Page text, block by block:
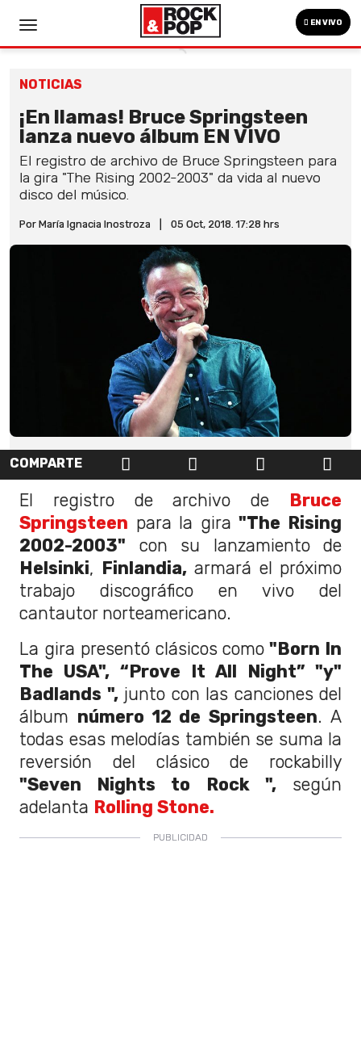
EN VIVO
NOTICIAS
¡En llamas! Bruce Springsteen
lanza nuevo álbum EN VIVO
El registro de archivo de Bruce Springsteen para
la gira "The Rising 2002-2003" da vida al nuevo
disco del músico.
Por María Ignacia Inostroza 05 Oct, 2018. 17:28 hrs
COMPARTE
El registro de archivo de Bruce
Springsteen para la gira"The Rising
2002-2003" con su lanzamiento de
Helsinki, Finlandia,armará el próximo
trabajo discográfico en vivo del
cantautor norteamericano.
La gira presentó clásicos como "Born In
The USA", “Prove It All Night” "y"
Badlands ",junto con las canciones del
álbum número 12 de Springsteen. A
todas esas melodías también se suma la
reversión del clásico de rockabilly
"Seven Nights to Rock ",según
adelanta Rolling Stone.